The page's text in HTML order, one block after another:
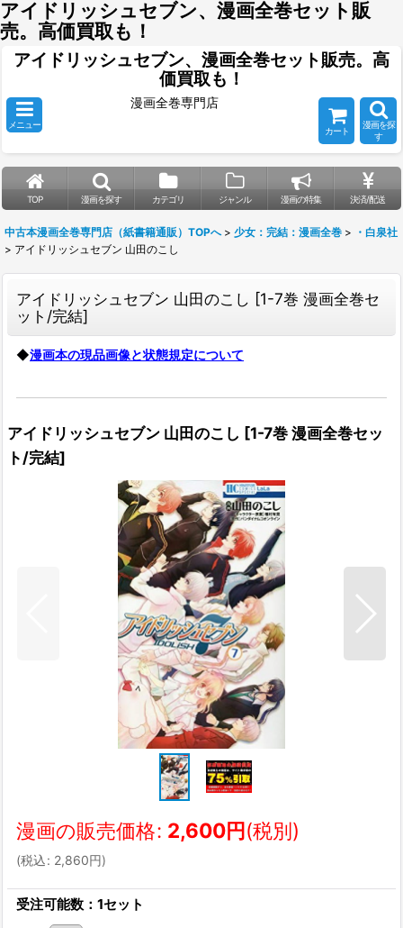
アイドリッシュセブン、漫画全巻セット販
売。高価買取も！
アイドリッシュセブン、漫画全巻セット販売。高
価買取も！
メニュー
漫画全巻専門店
カート
漫画を探
す
TOP 漫画を探す カテゴリ ジャンル 漫画の特集 決済/配送
中古本漫画全巻専門店（紙書籍通販）TOPへ > 少女：完結：漫画全巻 > ・白泉社
> アイドリッシュセブン 山田のこし
アイドリッシュセブン 山田のこし [1-7巻 漫画全巻セ
ット/完結]
◆漫画本の現品画像と状態規定について
アイドリッシュセブン 山田のこし [1-7巻 漫画全巻セッ
ト/完結]
漫画の販売価格: 2,600円(税別)
(税込: 2,860円)
受注可能数：1セット